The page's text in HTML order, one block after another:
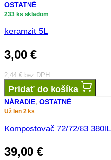
OSTATNÉ
233 ks skladom
keramzit 5L
3,00 €
2,44 € bez DPH
Pridať do košíka
NÁRADIE, OSTATNÉ
Už len 2 ks
Kompostovač 72/72/83 380lL
39,00 €